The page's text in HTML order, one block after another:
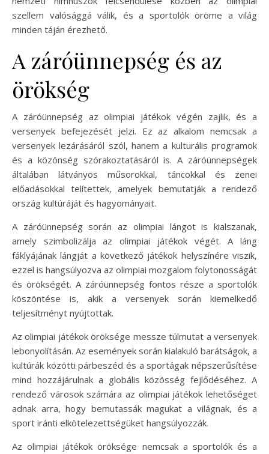
szellem valósággá válik, és a sportolók öröme a világ
minden táján érezhető.
A záróünnepség és az
örökség
A záróünnepség az olimpiai játékok végén zajlik, és a
versenyek befejezését jelzi. Ez az alkalom nemcsak a
versenyek lezárásáról szól, hanem a kulturális programok
és a közönség szórakoztatásáról is. A záróünnepségek
általában látványos műsorokkal, táncokkal és zenei
előadásokkal telítettek, amelyek bemutatják a rendező
ország kultúráját és hagyományait.
A záróünnepség során az olimpiai lángot is kialszanak,
amely szimbolizálja az olimpiai játékok végét. A láng
fáklyájának lángját a következő játékok helyszínére viszik,
ezzel is hangsúlyozva az olimpiai mozgalom folytonosságát
és örökségét. A záróünnepség fontos része a sportolók
köszöntése is, akik a versenyek során kiemelkedő
teljesítményt nyújtottak.
Az olimpiai játékok öröksége messze túlmutat a versenyek
lebonyolításán. Az események során kialakuló barátságok, a
kultúrák közötti párbeszéd és a sportágak népszerűsítése
mind hozzájárulnak a globális közösség fejlődéséhez. A
rendező városok számára az olimpiai játékok lehetőséget
adnak arra, hogy bemutassák magukat a világnak, és a
sport iránti elkötelezettségüket hangsúlyozzák.
Az olimpiai játékok öröksége nemcsak a sportolók és a